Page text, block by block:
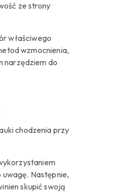
ze strony
właściwego
wzmocnienia,
narzędziem do
chodzenia przy
Następnie,
skupić swoją